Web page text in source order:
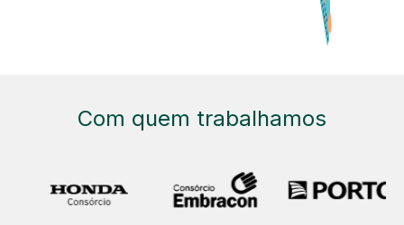
Com quem trabalhamos